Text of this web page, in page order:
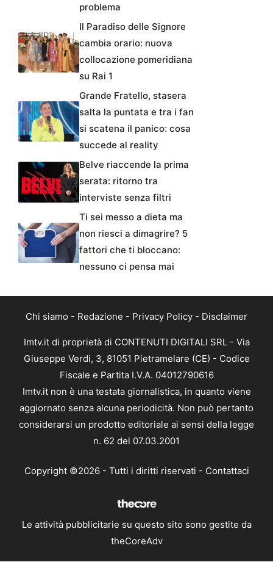
problema
Il Paradiso delle Signore
cambia orario: nuova
collocazione pomeridiana
su Rai 1
Grande Fratello, stasera
salta la puntata e tra i fan
si scatena il panico: cosa
succede al reality
Belve riaccende la prima
serata: ritorno tra
interviste senza filtri
Ti sei messo a dieta ma
non riesci a dimagrire? 5
fattori che ti bloccano:
nessuno ci pensa mai
Chi siamo - Redazione - Privacy Policy - Disclaimer
Imtv.it di proprietà di CONTENUTI DIGITALI SRL - Via
Giuseppe Verdi, 3, 81051 Pietramelare (CE) - Codice
Fiscale e Partita I.V.A. 04012790616
Imtv.it non è una testata giornalistica, in quanto viene
aggiornato senza alcuna periodicità. Non può pertanto
considerarsi un prodotto editoriale ai sensi della legge
n. 62 del 07.03.2001
Copyright ©2026 - Tutti i diritti riservati - Contattaci
Le attività pubblicitarie su questo sito sono gestite da
theCoreAdv